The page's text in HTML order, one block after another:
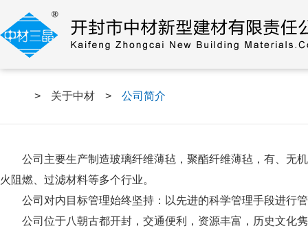
> 关于中材 > 公司简介
公司主要生产制造玻璃纤维薄毡，聚酯纤维薄毡，有、无
火阻燃、过滤材料等多个行业。
公司对内目标管理始终坚持：以先进的科学管理手段进行
公司位于八朝古都开封，交通便利，资源丰富，历史文化